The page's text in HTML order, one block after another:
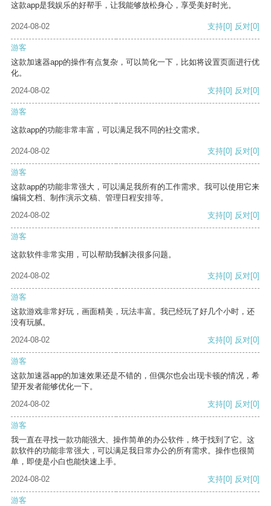
这款app是我娱乐的好帮手，让我能够放松身心，享受美好时光。
2024-08-02 支持[0] 反对[0]
游客
这款加速器app的操作有点复杂，可以简化一下，比如将设置页面进行优
化。
2024-08-02
支持[0] 反对[0]
游客
这款app的功能非常丰富，可以满足我不同的社交需求。
2024-08-02 支持[0] 反对[0]
游客
这款app的功能非常强大，可以满足我所有的工作需求。我可以使用它来
编辑文档、制作演示文稿、管理日程安排等。
2024-08-02
支持[0] 反对[0]
游客
这款软件非常实用，可以帮助我解决很多问题。
2024-08-02 支持[0] 反对[0]
游客
这款游戏非常好玩，画面精美，玩法丰富。我已经玩了好几个小时，还
没有玩腻。
2024-08-02
支持[0] 反对[0]
游客
这款加速器app的加速效果还是不错的，但偶尔也会出现卡顿的情况，希
望开发者能够优化一下。
2024-08-02
支持[0] 反对[0]
游客
我一直在寻找一款功能强大、操作简单的办公软件，终于找到了它。这
款软件的功能非常强大，可以满足我日常办公的所有需求。操作也很简
单，即使是小白也能快速上手。
2024-08-02
支持[0] 反对[0]
游客